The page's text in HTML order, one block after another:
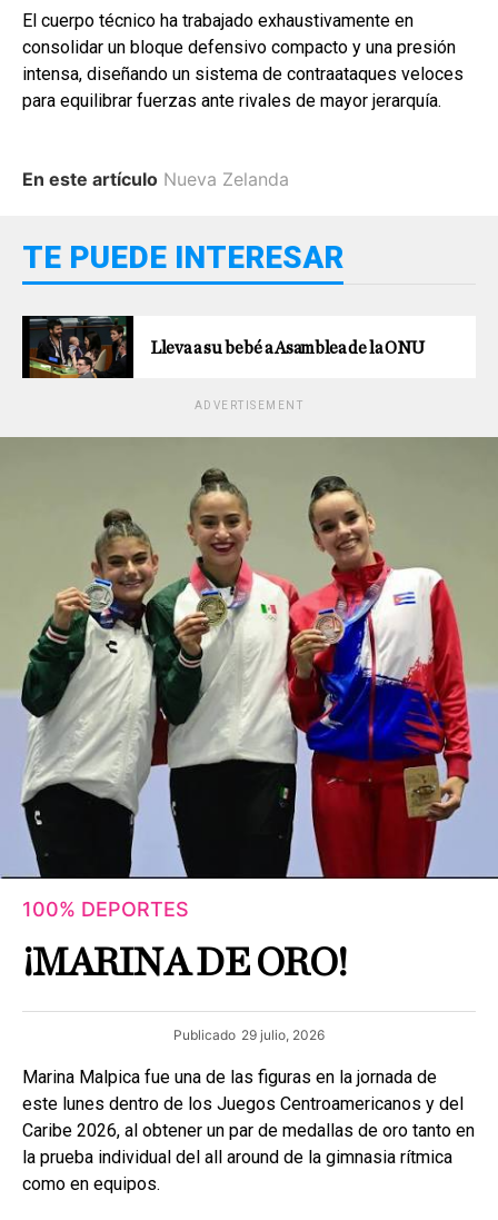
El cuerpo técnico ha trabajado exhaustivamente en
consolidar un bloque defensivo compacto y una presión
intensa, diseñando un sistema de contraataques veloces
para equilibrar fuerzas ante rivales de mayor jerarquía.
En este artículo Nueva Zelanda
TE PUEDE INTERESAR
Lleva a su bebé a Asamblea de la ONU
ADVERTISEMENT
100% DEPORTES
¡MARINA DE ORO!
Publicado 29 julio, 2026
Marina Malpica fue una de las figuras en la jornada de
este lunes dentro de los Juegos Centroamericanos y del
Caribe 2026, al obtener un par de medallas de oro tanto en
la prueba individual del all around de la gimnasia rítmica
como en equipos.